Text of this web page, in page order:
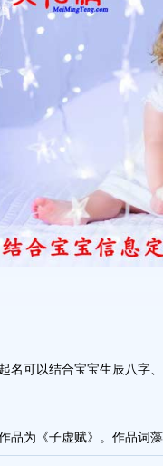
名可以结合宝宝生辰八字
为《子虚赋》。作品词